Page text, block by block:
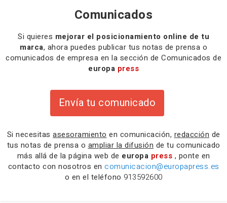
Comunicados
Si quieres mejorar el posicionamiento online de tu
marca, ahora puedes publicar tus notas de prensa o
comunicados de empresa en la sección de Comunicados de
europa press
Envía tu comunicado
Si necesitas asesoramiento en comunicación, redacción de
tus notas de prensa o ampliar la difusión de tu comunicado
más allá de la página web de europa press , ponte en
contacto con nosotros en comunicacion@europapress.es
o en el teléfono 913592600